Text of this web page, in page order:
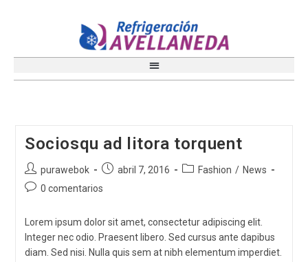
Sociosqu ad litora torquent
purawebok abril 7, 2016 Fashion / News
0 comentarios
Lorem ipsum dolor sit amet, consectetur adipiscing elit.
Integer nec odio. Praesent libero. Sed cursus ante dapibus
diam. Sed nisi. Nulla quis sem at nibh elementum imperdiet.